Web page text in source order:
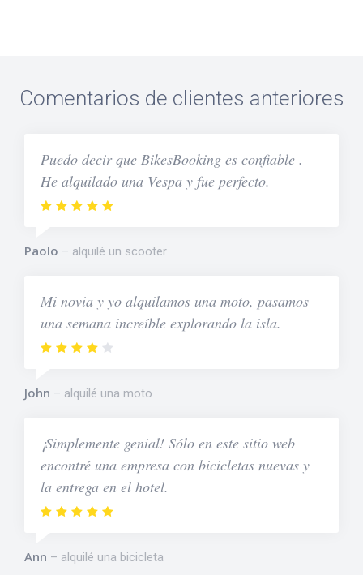
Comentarios de clientes anteriores
Puedo decir que BikesBooking es confiable .
He alquilado una Vespa y fue perfecto.
Paolo alquilé un scooter
Mi novia y yo alquilamos una moto, pasamos
una semana increíble explorando la isla.
John alquilé una moto
¡Simplemente genial! Sólo en este sitio web
encontré una empresa con bicicletas nuevas y
la entrega en el hotel.
Ann alquilé una bicicleta